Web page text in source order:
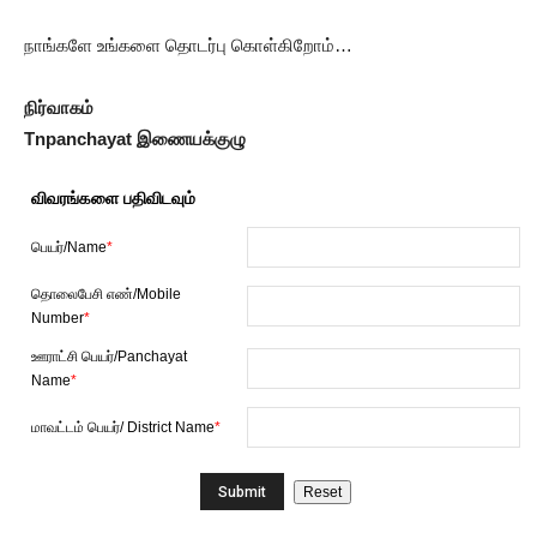
நாங்களே உங்களை தொடர்பு கொள்கிறோம்…
நிர்வாகம்
Tnpanchayat இணையக்குழு
விவரங்களை பதிவிடவும்
பெயர்/Name*
தொலைபேசி எண்/Mobile
Number*
ஊராட்சி பெயர்/Panchayat
Name*
மாவட்டம் பெயர்/ District Name*